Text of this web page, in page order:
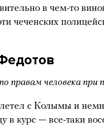
в чем-то
чеченских
правам человека при
с Колымы и
в курс — все-таки